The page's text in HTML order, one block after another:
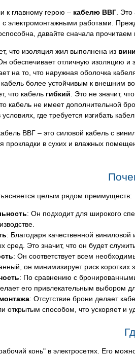
к главному герою – кабелю ВВГ. Это
электромонтажными работами.
давайте сначала
что изоляция жил выполнена из
обеспечивает отличную изоляцию и
на то, что наружная оболочка
более устойчивым к внешним
что кабель гибкий. Это не значит,
кабель не имеет дополнительной
где требуется изгибать
ВВГ – это силовой кабель с
прокладки в сухих и влажных
целым рядом преимуществ:
: Он подходит для широкого
: Благодаря качественной
сред. Это значит, что он будет
: Он соответствует всем
он минимизирует риск коротких
: По сравнению с
его привлекательным выбором
: Отсутствие брони делает
открытым способом, что ускоряет и
конь" в электросетях. Его